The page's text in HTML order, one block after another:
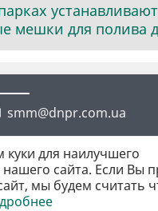
устанавливают
мешки для полива
smm@dnpr.com.ua
для наилучшего
нашего сайта. Если Вы
мы будем считать